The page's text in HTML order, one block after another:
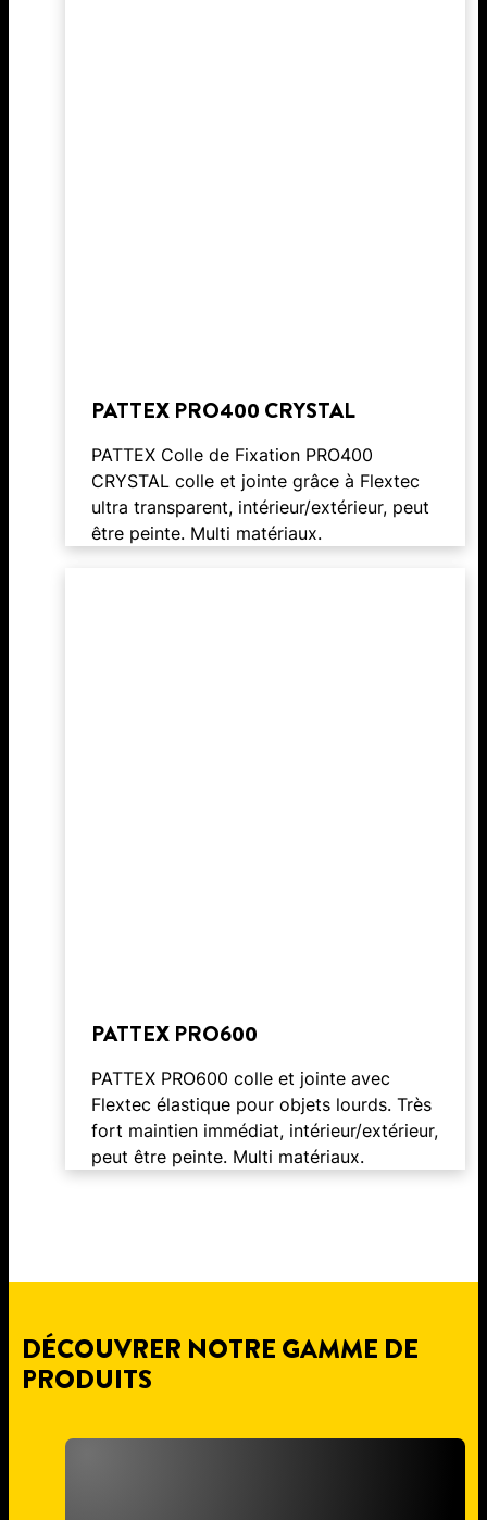
PATTEX PRO400 CRYSTAL
PATTEX Colle de Fixation PRO400
CRYSTAL colle et jointe grâce à Flextec
ultra transparent, intérieur/extérieur, peut
être peinte. Multi matériaux.
PATTEX PRO600
PATTEX PRO600 colle et jointe avec
Flextec élastique pour objets lourds. Très
fort maintien immédiat, intérieur/extérieur,
peut être peinte. Multi matériaux.
DÉCOUVRER NOTRE GAMME DE
PRODUITS